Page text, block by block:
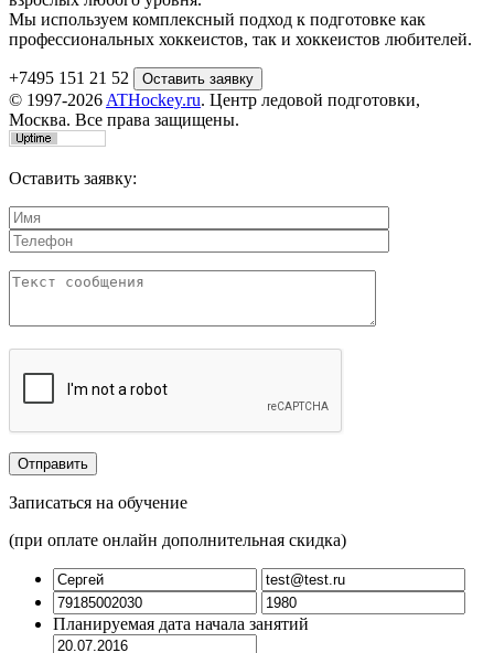
Мы используем комплексный подход к подготовке как
профессиональных хоккеистов, так и хоккеистов любителей.
+7495 151 21 52
© 1997-2026 ATHockey.ru. Центр ледовой подготовки,
Москва. Все права защищены.
Оставить заявку:
Записаться на обучение
(при оплате онлайн дополнительная скидка)
Планируемая дата начала занятий